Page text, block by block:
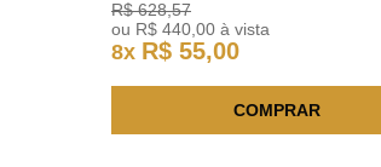
R$ 628,57
ou R$ 440 ,00 à vista
8x R$ 55,00
COMPRAR